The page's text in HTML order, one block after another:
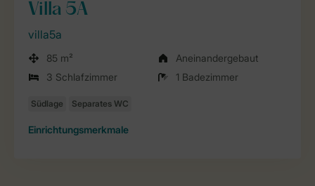
Villa 5A
villa5a
85 m²
Aneinandergebaut
3 Schlafzimmer
1 Badezimmer
Einrichtungsmerkmale